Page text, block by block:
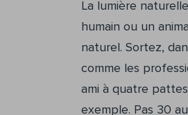
La lumière
humain ou un
naturel. Sortez,
comme les
ami à quatre
exemple. Pas 30